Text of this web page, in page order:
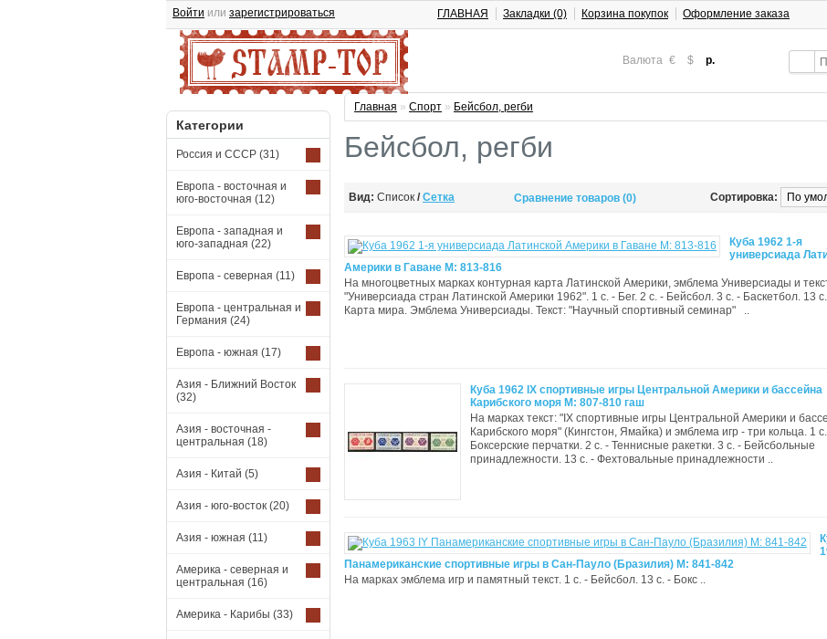
Валюта € $ р.
Войти или зарегистрироваться ГЛАВНАЯ Закладки (0) Корзина покупок Оформление заказа
Категории
Россия и СССР (31)
Европа - восточная и
юго-восточная (12)
Европа - западная и
юго-западная (22)
Европа - северная (11)
Европа - центральная и
Германия (24)
Европа - южная (17)
Азия - Ближний Восток
(32)
Азия - восточная -
центральная (18)
Азия - Китай (5)
Азия - юго-восток (20)
Азия - южная (11)
Америка - северная и
центральная (16)
Америка - Карибы (33)
Главная » Спорт » Бейсбол, регби
Бейсбол, регби
Вид: Список / Сетка Сравнение товаров (0) Сортировка:
Куба 1962 1-я
универсиада
Америки в Гаване М: 813-816
На многоцветных марках контурная карта Латинской Америки, эмблема Универсиады и
"Универсиада стран Латинской Америки 1962". 1 с. - Бег. 2 с. - Бейсбол. 3 с. - Баскетбол. 13
Карта мира. Эмблема Универсиады. Текст: "Научный спортивный семинар" ..
Куба 1962 IX спортивные игры Центральной Америки и бассейна
Карибского моря M: 807-810 гаш
На марках текст: "IX спортивные игры Центральной Америки и
Карибского моря" (Кингстон, Ямайка) и эмблема игр - три кольца. 1
Боксерские перчатки. 2 с. - Теннисные ракетки. 3 с. - Бейсбольные
принадлежности. 13 с. - Фехтовальные принадлежности ..
Панамериканские спортивные игры в Сан-Пауло (Бразилия) М: 841-842
На марках эмблема игр и памятный текст. 1 с. - Бейсбол. 13 с. - Бокс ..